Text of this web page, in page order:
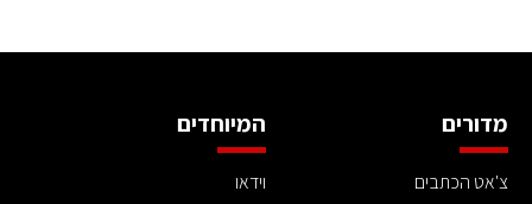
מדורים
צ'אט הכתבים
המיוחדים
וידאו